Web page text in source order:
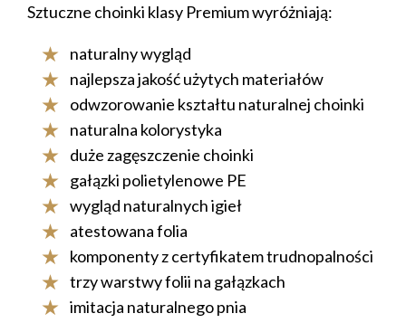
Sztuczne choinki klasy Premium wyróżniają:
naturalny wygląd
najlepsza jakość użytych materiałów
odwzorowanie kształtu naturalnej choinki
naturalna kolorystyka
duże zagęszczenie choinki
gałązki polietylenowe PE
wygląd naturalnych igieł
atestowana folia
komponenty z certyfikatem trudnopalności
trzy warstwy folii na gałązkach
imitacja naturalnego pnia